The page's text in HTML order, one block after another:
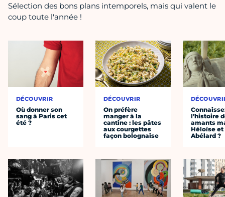
Sélection des bons plans intemporels, mais qui valent le
coup toute l'année !
DÉCOUVRIR
Où donner son
sang à Paris cet
été ?
DÉCOUVRIR
On préfère
manger à la
cantine : les pâtes
aux courgettes
façon bolognaise
l’histoire
amants
Héloïse et
Abélard ?